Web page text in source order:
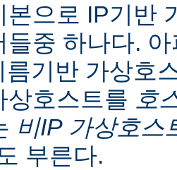
본으로 IP기반
들중 하나다.
름기반 가상호
상호스트를 호
비IP 가상호스
부른다.